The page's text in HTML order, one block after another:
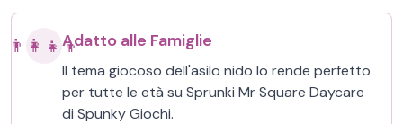
👨‍👩‍👧‍👦Adatto alle Famiglie
Il tema giocoso dell'asilo nido lo rende perfetto
per tutte le età su Sprunki Mr Square Daycare
di Spunky Giochi.